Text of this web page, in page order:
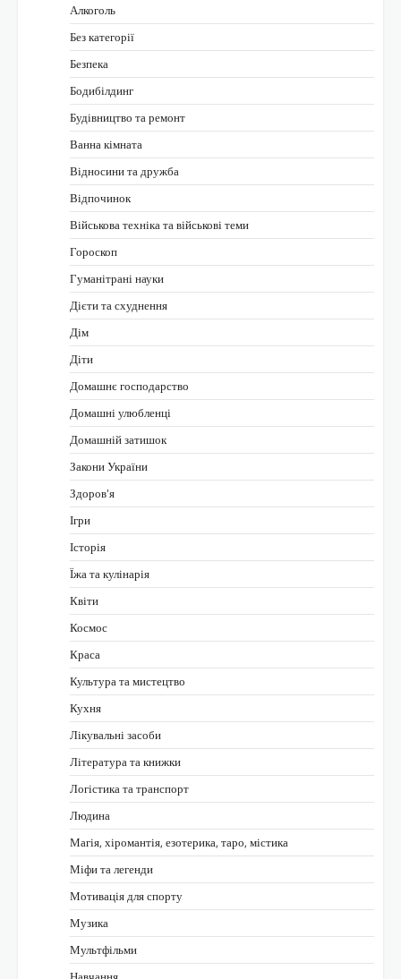
Алкоголь
Без категорії
Безпека
Бодибілдинг
Будівництво та ремонт
Ванна кімната
Відносини та дружба
Відпочинок
Військова техніка та військові теми
Гороскоп
Гуманітрані науки
Дієти та схуднення
Дім
Діти
Домашнє господарство
Домашні улюбленці
Домашній затишок
Закони України
Здоров'я
Ігри
Історія
Їжа та кулінарія
Квіти
Космос
Краса
Культура та мистецтво
Кухня
Лікувальні засоби
Література та книжки
Логістика та транспорт
Людина
Магія, хіромантія, езотерика, таро, містика
Міфи та легенди
Мотивація для спорту
Музика
Мультфільми